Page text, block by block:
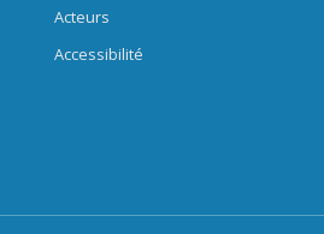
Acteurs
Accessibilité